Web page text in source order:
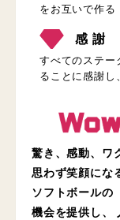
をお互いで作る
感 謝
すべてのステー
ることに感謝し
驚き、感動、ワ
思わず笑顔にな
ソフトボールの
機会を提供し、